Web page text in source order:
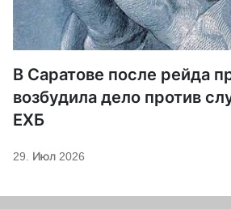
В Саратове после рейда
возбудила дело против
ЕХБ
29. Июл 2026